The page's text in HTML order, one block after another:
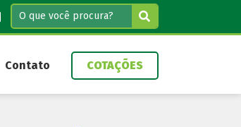
Contato COTAÇÕES